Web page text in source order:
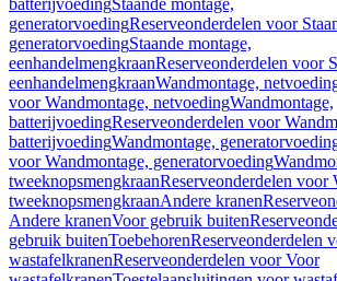
batterijvoedingStaande montage,
generatorvoedingReserveonderdelen voor
generatorvoedingStaande montage,
eenhandelmengkraanReserveonderdelen voor
eenhandelmengkraanWandmontage,
voor Wandmontage, netvoedingWandmontage,
batterijvoedingReserveonderdelen voor
batterijvoedingWandmontage,
voor Wandmontage, generatorvoeding
tweeknopsmengkraanReserveonderdelen voor
tweeknopsmengkraanAndere kranen
Andere kranenVoor gebruik buiten
gebruik buitenToebehorenReserveonderdelen
wastafelkranenReserveonderdelen voor Voor